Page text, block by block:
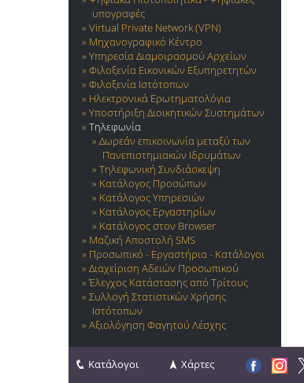
υπογραφές
Virtual Private Network (VPN)
Μηχανογραφικό Κέντρο
Υπηρεσία Διαμοιρασμού Αρχείων
Φιλοξενία Εικονικών Εξυπηρετητών
Φιλοξενία Ιστότοπων
Ηλεκτρονικά Ερωτηματολόγια
Υποστήριξη Διοικητικών Συστημάτων
Τηλεφωνία
Δωρεάν επικοινωνία μεταξύ των
Πανεπιστημιακών Ιδρυμάτων
Τηλεφωνική Συνδιάσκεψη
Κατάλογος Προσώπων
Κατάλογος Υπηρεσιών
Κατάλογος Εργαστηρίων
Κατάλογος στον Browser
Μαζική Αποστολή SMS
Προσωπικό - Εργαστήρια - Κατάλογοι
Διαχείριση Αδειών Προσωπικού
Έλεγχος Κατάστασης από Τρίτους
Συλλογή Στατιστικών Χρήσης
Ιστότοπων
Αξιολόγηση Φαγητού Λέσχης
Κατάλογοι Χάρτες